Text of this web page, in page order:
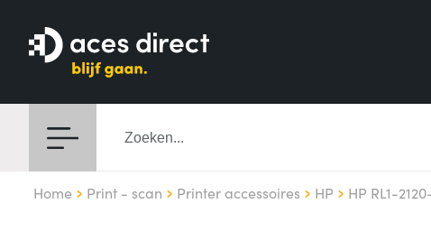
Home Print - scan Printer accessoires HP HP RL1-